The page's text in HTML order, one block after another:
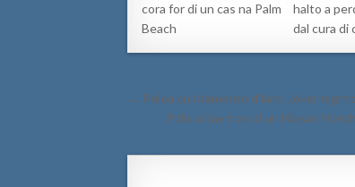
cora for di un cas na Palm
Beach
halto a
dal cura di
Post
navigation
← Pelea cu tiramento dilanti Joker
Polis a bay tras di un Nissan